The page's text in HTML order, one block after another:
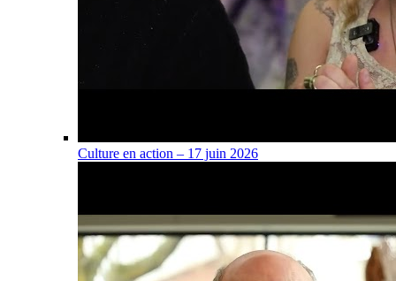
Culture en action – 17 juin 2026